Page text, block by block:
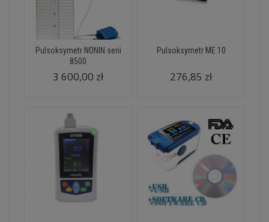
Pulsoksymetr NONIN serii
8500
3 600,00 zł
Pulsoksymetr ME 10
276,85 zł